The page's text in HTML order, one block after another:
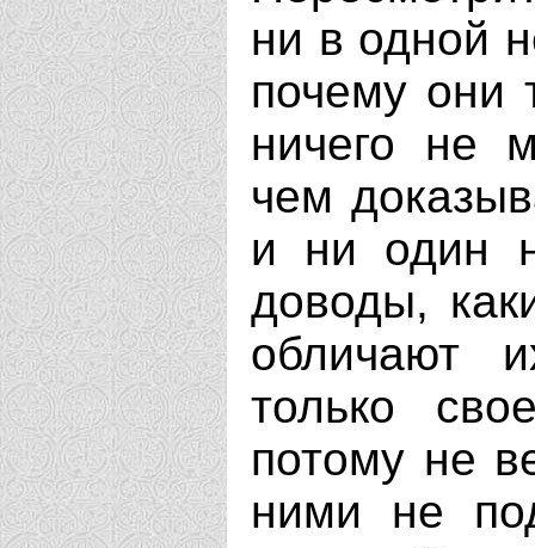
ни в одной
почему они
ничего не
чем
и ни один
доводы,
обличают
только
потому не
ними не